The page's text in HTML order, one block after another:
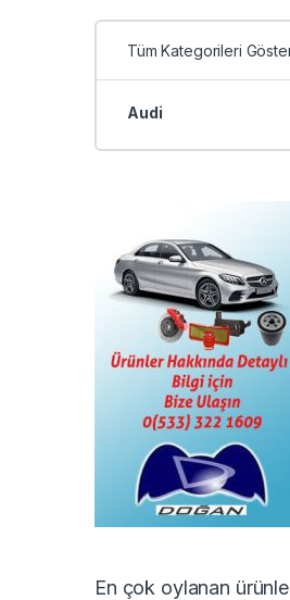
Tüm Kategorileri
Audi
En çok oylanan